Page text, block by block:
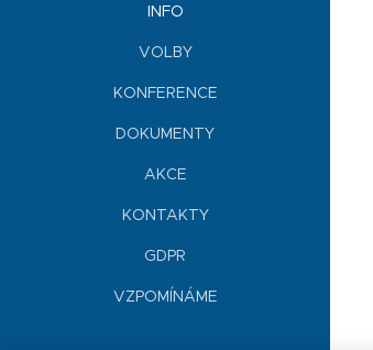
INFO
VOLBY
KONFERENCE
DOKUMENTY
AKCE
KONTAKTY
GDPR
VZPOMÍNÁME